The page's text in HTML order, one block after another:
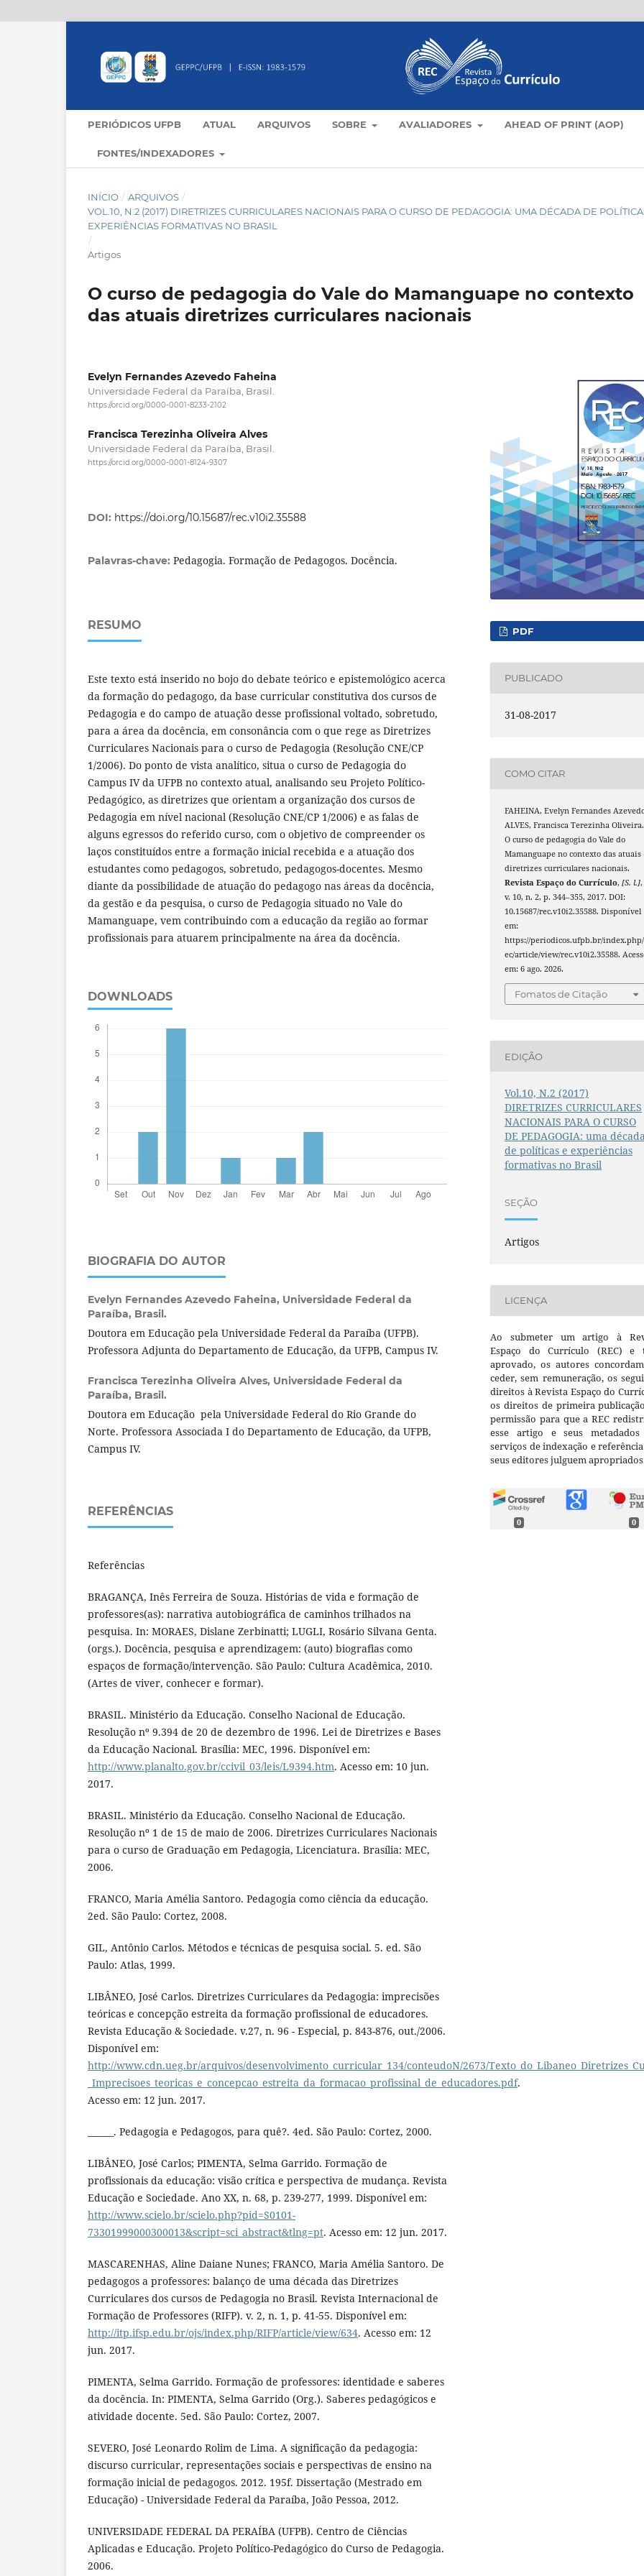
PERIÓDICOS UFPB ATUAL ARQUIVOS SOBRE AVALIADORES AHEAD OF PRINT (AOP)
FONTES/INDEXADORES
INÍCIO / ARQUIVOS /
VOL.10, N.2 (2017) DIRETRIZES CURRICULARES NACIONAIS PARA O CURSO DE PEDAGOGIA: UMA DÉCADA DE
EXPERIÊNCIAS FORMATIVAS NO BRASIL
/
Artigos
O curso de pedagogia do Vale do Mamanguape no contexto
das atuais diretrizes curriculares nacionais
Evelyn Fernandes Azevedo Faheina
Universidade Federal da Paraíba, Brasil.
https://orcid.org/0000-0001-8233-2102
Francisca Terezinha Oliveira Alves
Universidade Federal da Paraíba, Brasil.
https://orcid.org/0000-0001-8124-9307
DOI: https://doi.org/10.15687/rec.v10i2.35588
Palavras-chave: Pedagogia. Formação de Pedagogos. Docência.
RESUMO
Este texto está inserido no bojo do debate teórico e epistemológico acerca
da formação do pedagogo, da base curricular constitutiva dos cursos de
Pedagogia e do campo de atuação desse profissional voltado, sobretudo,
para a área da docência, em consonância com o que rege as Diretrizes
Curriculares Nacionais para o curso de Pedagogia (Resolução CNE/CP
1/2006). Do ponto de vista analítico, situa o curso de Pedagogia do
Campus IV da UFPB no contexto atual, analisando seu Projeto Político-
Pedagógico, as diretrizes que orientam a organização dos cursos de
Pedagogia em nível nacional (Resolução CNE/CP 1/2006) e as falas de
alguns egressos do referido curso, com o objetivo de compreender os
laços constituídos entre a formação inicial recebida e a atuação dos
estudantes como pedagogos, sobretudo, pedagogos-docentes. Mesmo
diante da possibilidade de atuação do pedagogo nas áreas da docência,
da gestão e da pesquisa, o curso de Pedagogia situado no Vale do
Mamanguape, vem contribuindo com a educação da região ao formar
profissionais para atuarem principalmente na área da docência.
DOWNLOADS
BIOGRAFIA DO AUTOR
Evelyn Fernandes Azevedo Faheina, Universidade Federal da
Paraíba, Brasil.
Doutora em Educação pela Universidade Federal da Paraíba (UFPB).
Professora Adjunta do Departamento de Educação, da UFPB, Campus IV.
Francisca Terezinha Oliveira Alves, Universidade Federal da
Paraíba, Brasil.
Doutora em Educação pela Universidade Federal do Rio Grande do
Norte. Professora Associada I do Departamento de Educação, da UFPB,
Campus IV.
REFERÊNCIAS
Referências
BRAGANÇA, Inês Ferreira de Souza. Histórias de vida e formação de
professores(as): narrativa autobiográfica de caminhos trilhados na
pesquisa. In: MORAES, Dislane Zerbinatti; LUGLI, Rosário Silvana Genta.
(orgs.). Docência, pesquisa e aprendizagem: (auto) biografias como
espaços de formação/intervenção. São Paulo: Cultura Acadêmica, 2010.
(Artes de viver, conhecer e formar).
BRASIL. Ministério da Educação. Conselho Nacional de Educação.
Resolução nº 9.394 de 20 de dezembro de 1996. Lei de Diretrizes e Bases
da Educação Nacional. Brasília: MEC, 1996. Disponível em:
http://www.planalto.gov.br/ccivil_03/leis/L9394.htm. Acesso em: 10 jun.
2017.
BRASIL. Ministério da Educação. Conselho Nacional de Educação.
Resolução nº 1 de 15 de maio de 2006. Diretrizes Curriculares Nacionais
para o curso de Graduação em Pedagogia, Licenciatura. Brasília: MEC,
2006.
FRANCO, Maria Amélia Santoro. Pedagogia como ciência da educação.
2ed. São Paulo: Cortez, 2008.
GIL, Antônio Carlos. Métodos e técnicas de pesquisa social. 5. ed. São
Paulo: Atlas, 1999.
LIBÂNEO, José Carlos. Diretrizes Curriculares da Pedagogia: imprecisões
teóricas e concepção estreita da formação profissional de educadores.
Revista Educação & Sociedade. v.27, n. 96 - Especial, p. 843-876, out./2006.
Disponível em:
http://www.cdn.ueg.br/arquivos/desenvolvimento_curricular_134/conteudoN/2673/
_Imprecisoes_teoricas_e_concepcao_estreita_da_formacao_profissinal_de_educadores.pdf.
Acesso em: 12 jun. 2017.
______. Pedagogia e Pedagogos, para quê?. 4ed. São Paulo: Cortez, 2000.
LIBÂNEO, José Carlos; PIMENTA, Selma Garrido. Formação de
profissionais da educação: visão crítica e perspectiva de mudança. Revista
Educação e Sociedade. Ano XX, n. 68, p. 239-277, 1999. Disponível em:
http://www.scielo.br/scielo.php?pid=S0101-
73301999000300013&script=sci_abstract&tlng=pt. Acesso em: 12 jun. 2017.
MASCARENHAS, Aline Daiane Nunes; FRANCO, Maria Amélia Santoro. De
pedagogos a professores: balanço de uma década das Diretrizes
Curriculares dos cursos de Pedagogia no Brasil. Revista Internacional de
Formação de Professores (RIFP). v. 2, n. 1, p. 41-55. Disponível em:
http://itp.ifsp.edu.br/ojs/index.php/RIFP/article/view/634. Acesso em: 12
jun. 2017.
PIMENTA, Selma Garrido. Formação de professores: identidade e saberes
da docência. In: PIMENTA, Selma Garrido (Org.). Saberes pedagógicos e
atividade docente. 5ed. São Paulo: Cortez, 2007.
SEVERO, José Leonardo Rolim de Lima. A significação da pedagogia:
discurso curricular, representações sociais e perspectivas de ensino na
formação inicial de pedagogos. 2012. 195f. Dissertação (Mestrado em
Educação) - Universidade Federal da Paraíba, João Pessoa, 2012.
UNIVERSIDADE FEDERAL DA PERAÍBA (UFPB). Centro de Ciências
Aplicadas e Educação. Projeto Político-Pedagógico do Curso de Pedagogia.
2006.
PDF
PUBLICADO
31-08-2017
COMO CITAR
FAHEINA, Evelyn Fernandes
ALVES, Francisca Terezinha Oliveira.
O curso de pedagogia do Vale do
Mamanguape no contexto das atuais
diretrizes curriculares nacionais.
Revista Espaço do Currículo,[S. l.],
v. 10, n. 2, p. 344–355, 2017. DOI:
10.15687/rec.v10i2.35588. Disponível
em:
https://periodicos.ufpb.br/
ec/article/view/rec.v10i2.35588.
em: 6 ago. 2026.
Fomatos de Citação
EDIÇÃO
Vol.10, N.2 (2017)
DIRETRIZES CURRICULARES
NACIONAIS PARA O CURSO
DE PEDAGOGIA: uma
de políticas e experiências
formativas no Brasil
SEÇÃO
Artigos
LICENÇA
Ao submeter um artigo à
Espaço do Currículo (REC) e
aprovado, os autores
ceder, sem remuneração, os
direitos à Revista Espaço do
os direitos de primeira
permissão para que a REC
esse artigo e seus metadados
serviços de indexação e
seus editores julguem
0 0